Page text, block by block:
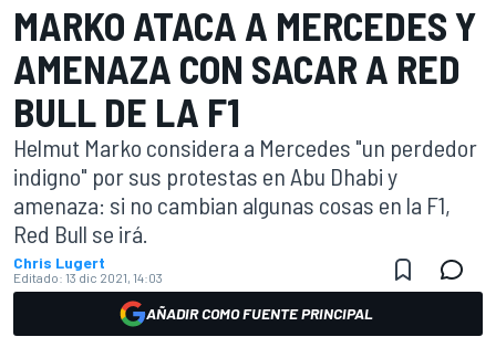
MARKO ATACA A MERCEDES Y
AMENAZA CON SACAR A RED
BULL DE LA F1
Helmut Marko considera a Mercedes "un perdedor
indigno" por sus protestas en Abu Dhabi y
amenaza: si no cambian algunas cosas en la F1,
Red Bull se irá.
Chris Lugert
Editado: 13 dic 2021, 14:03
AÑADIR COMO FUENTE PRINCIPAL